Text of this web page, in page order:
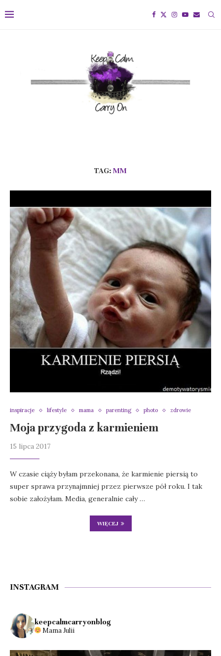
TAG: MM
inspiracje lifestyle mama parenting photo zdrowie
Moja przygoda z karmieniem
15 lipca 2017
W czasie ciąży byłam przekonana, że karmienie piersią to
super sprawa przynajmniej przez pierwsze pół roku. I tak
sobie założyłam. Media, generalnie cały …
WIĘCEJ
INSTAGRAM
keepcalmcarryonblog
Mama Julii